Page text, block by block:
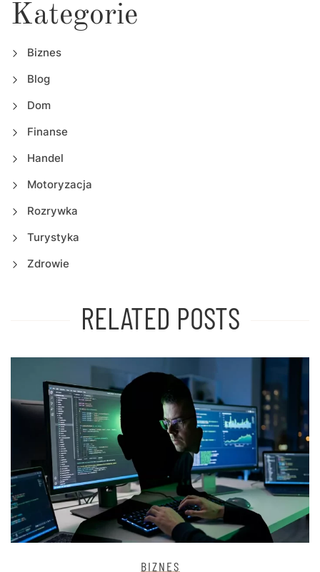
Kategorie
Biznes
Blog
Dom
Finanse
Handel
Motoryzacja
Rozrywka
Turystyka
Zdrowie
RELATED POSTS
BIZNES